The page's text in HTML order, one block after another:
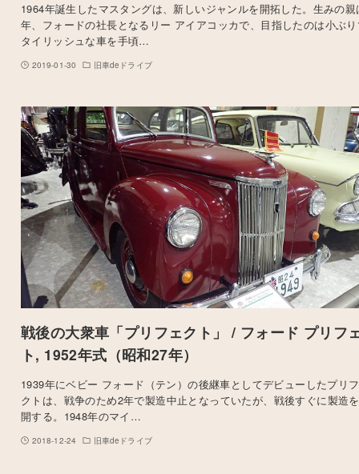
1964年誕生したマスタングは、新しいジャンルを開拓した。生みの親
年、フォードの社長となるリー アイアコッカで、目指したのは小ぶ
タイリッシュな車を手頃…
2019-01-30 旧車deドライブ
戦後の大衆車「プリフェクト」 / フォード プリフ
ト, 1952年式（昭和27年）
1939年にベビー フォード（テン）の後継車としてデビューしたプリ
クトは、戦争のため2年で製造中止となっていたが、戦後すぐに製造
開する。1948年のマイ…
2018-12-24 旧車deドライブ